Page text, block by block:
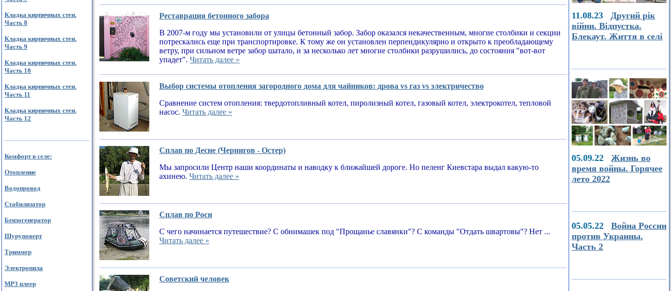
Кладка кирпичных стен.
Часть 8
Кладка кирпичных стен.
Часть 9
Кладка кирпичных стен.
Часть 10
Кладка кирпичных стен.
Часть 11
Кладка кирпичных стен.
Часть 12
Комфорт в селе:
Отопление
Водопровод
Стабилизатор
Бензогенератор
Шуруповерт
Триммер
Электропила
MP3 плеер
Реставрация бетонного забора
В 2007-м году мы установили от улицы бетонный забор. Забор оказался некачественным, многие столбики и секции
потрескались еще при транспортировке. К тому же он установлен перпендикулярно и открыто к преобладающему
ветру, при сильном ветре забор шатало, и за несколько лет многие столбики разрушились, до состояния "вот-вот
упадет". Читать далее »
Выбор системы отопления загородного дома для чайников: дрова vs газ vs электричество
Сравнение систем отопления: твердотопливный котел, пиролизный котел, газовый котел, электрокотел, тепловой
насос. Читать далее »
Сплав по Десне (Чернигов - Остер)
Мы запросили Центр наши координаты и наводку к ближайшей дороге. Но пеленг Киевстара выдал какую-то
ахинею. Читать далее »
Сплав по Роси
С чего начинается путешествие? С обнимашек под "Прощанье славянки"? С команды "Отдать швартовы"? Нет ...
Читать далее »
Советский человек
11.08.23 Другий рік
війни. Відпустка.
Блекаут. Життя в селі
05.09.22 Жизнь во
время войны. Горячее
лето 2022
05.05.22 Война России
против Украины.
Часть 2